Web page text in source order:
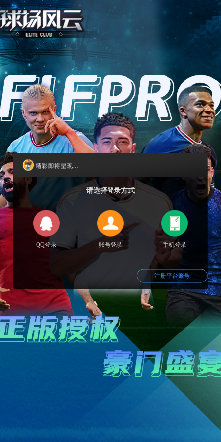
请选择登录方式
QQ登录 账号登录 手机登录
注册平台账号